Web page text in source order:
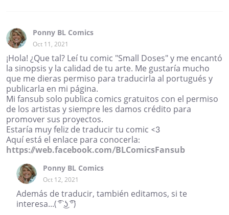
Ponny BL Comics
Oct 11, 2021
¡Hola! ¿Que tal? Leí tu comic "Small Doses" y me encantó
la sinopsis y la calidad de tu arte. Me gustaría mucho
que me dieras permiso para traducirla al portugués y
publicarla en mi página.
Mi fansub solo publica comics gratuitos con el permiso
de los artistas y siempre les damos crédito para
promover sus proyectos.
Estaría muy feliz de traducir tu comic <3
Aquí está el enlace para conocerla:
https://web.facebook.com/BLComicsFansub
Ponny BL Comics
Oct 12, 2021
Además de traducir, también editamos, si te
interesa...( ͡° ͜ʖ ͡°)